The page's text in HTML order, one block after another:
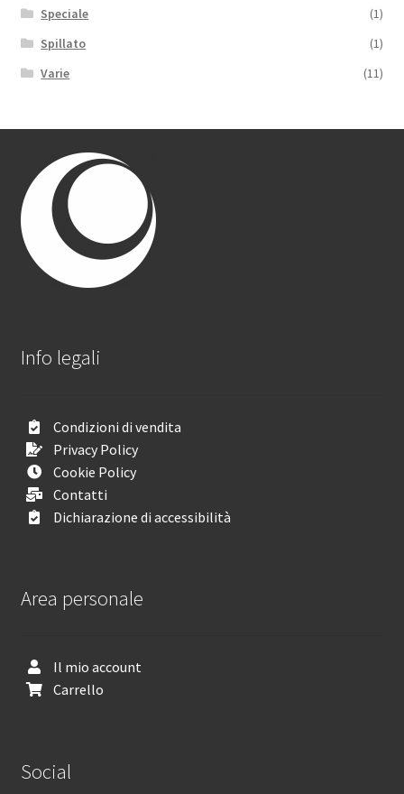
Speciale
(1)
Spillato
(1)
Varie
(11)
Info legali
Condizioni di vendita
Privacy Policy
Cookie Policy
Contatti
Dichiarazione di accessibilità
Area personale
Il mio account
Carrello
Social